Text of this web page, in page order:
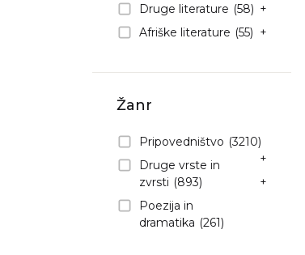
Druge literature (58) +
Afriške literature (55) +
Žanr
Pripovedništvo (3210)
+
Druge vrste in
zvrsti (893)
+
Poezija in
dramatika (261)